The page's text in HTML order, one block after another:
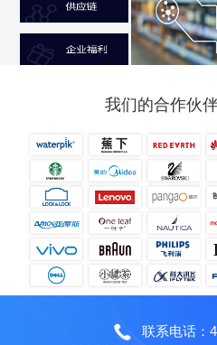
我们的合作伙
联系电话：